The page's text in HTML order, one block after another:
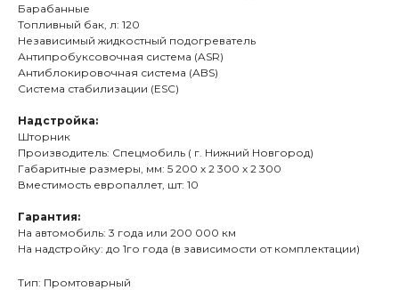
Барабанные
Топливный бак, л: 120
Независимый жидкостный подогреватель
Антипробуксовочная система (ASR)
Антиблокировочная система (ABS)
Система стабилизации (ESC)
Надстройка:
Шторник
Производитель: Спецмобиль ( г. Нижний Новгород)
Габаритные размеры, мм: 5 200 х 2 300 х 2 300
Вместимость европаллет, шт: 10
Гарантия:
На автомобиль: 3 года или 200 000 км
На надстройку: до 1го года (в зависимости от комплектации)
Тип: Промтоварный